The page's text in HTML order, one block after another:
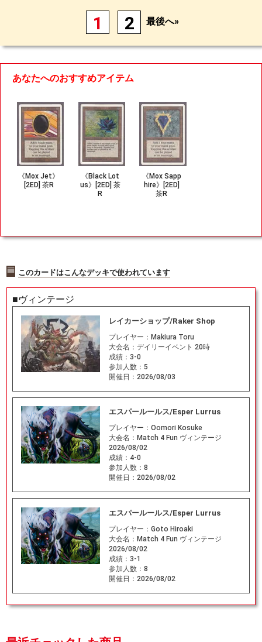
1 2 最後へ»
あなたへのおすすめアイテム
《Mox Jet》
[2ED] 茶R
《Black Lot
us》[2ED] 茶
R
《Mox Sapp
hire》[2ED]
茶R
このカードはこんなデッキで使われています
■ヴィンテージ
レイカーショップ/Raker Shop
プレイヤー： Makiura Toru
大会名： デイリーイベント 20時
成績： 3-0
参加人数： 5
開催日： 2026/08/03
エスパールールス/Esper Lurrus
プレイヤー： Oomori Kosuke
大会名： Match 4 Fun ヴィンテージ
2026/08/02
成績： 4-0
参加人数： 8
開催日： 2026/08/02
エスパールールス/Esper Lurrus
プレイヤー： Goto Hiroaki
大会名： Match 4 Fun ヴィンテージ
2026/08/02
成績： 3-1
参加人数： 8
開催日： 2026/08/02